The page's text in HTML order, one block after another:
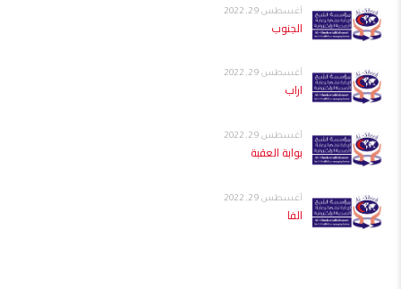
أغسطس 29, 2022
الجنوب
أغسطس 29, 2022
اراب
أغسطس 29, 2022
بوابة العقبة
أغسطس 29, 2022
الفا